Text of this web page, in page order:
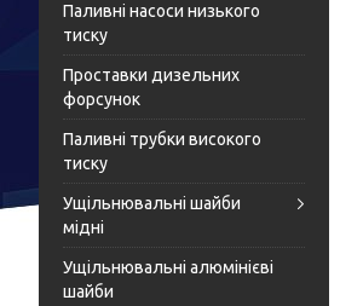
Паливні насоси низького
тиску
Проставки дизельних
форсунок
Паливні трубки високого
тиску
Ущільнювальні шайби
мідні
Ущільнювальні алюмінієві
шайби